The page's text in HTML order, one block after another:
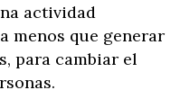
actividad
menos que generar
para cambiar el